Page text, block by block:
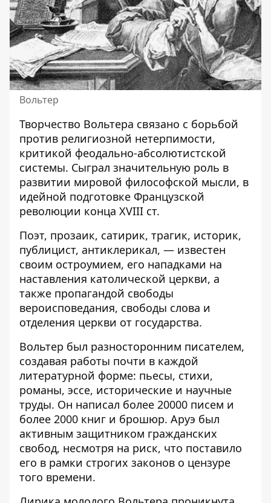
Вольтер
Творчество Вольтера связано с борьбой
против религиозной нетерпимости,
критикой феодально-абсолютистской
системы. Сыграл значительную роль в
развитии мировой философской мысли, в
идейной подготовке Французской
революции конца XVIII ст.
Поэт, прозаик, сатирик, трагик, историк,
публицист, антиклерикал, — известен
своим остроумием, его нападками на
наставления католической церкви, а
также пропагандой свободы
вероисповедания, свободы слова и
отделения церкви от государства.
Вольтер был разносторонним писателем,
создавая работы почти в каждой
литературной форме: пьесы, стихи,
романы, эссе, исторические и научные
труды. Он написал более 20000 писем и
более 2000 книг и брошюр. Аруэ был
активным защитником гражданских
свобод, несмотря на риск, что поставило
его в рамки строгих законов о цензуре
того времени.